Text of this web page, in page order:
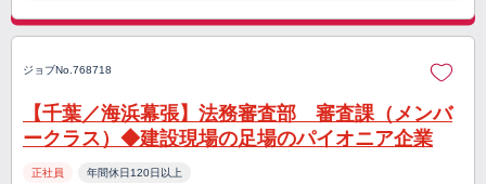
ジョブNo.768718
【千葉／海浜幕張】法務審査部 審査課（メンバ
ークラス）◆建設現場の足場のパイオニア企業
正社員 年間休日120日以上